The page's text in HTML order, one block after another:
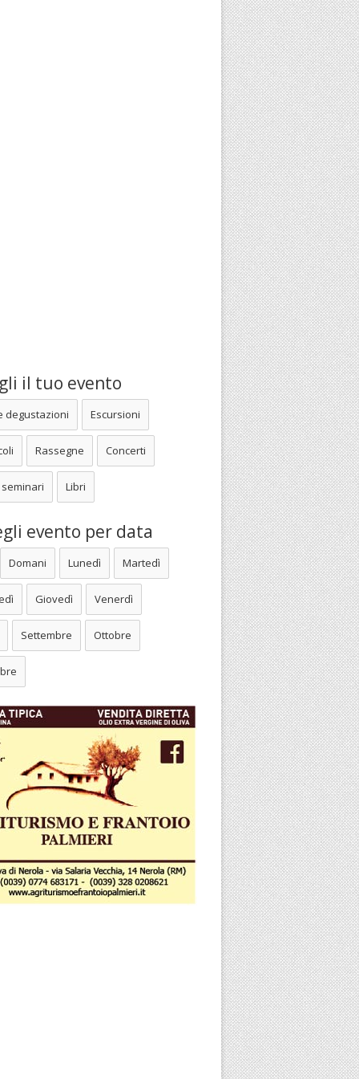
il tuo evento
degustazioni Escursioni
Rassegne Concerti
Libri
evento per data
Domani Lunedì Martedì
Giovedì Venerdì
Settembre Ottobre